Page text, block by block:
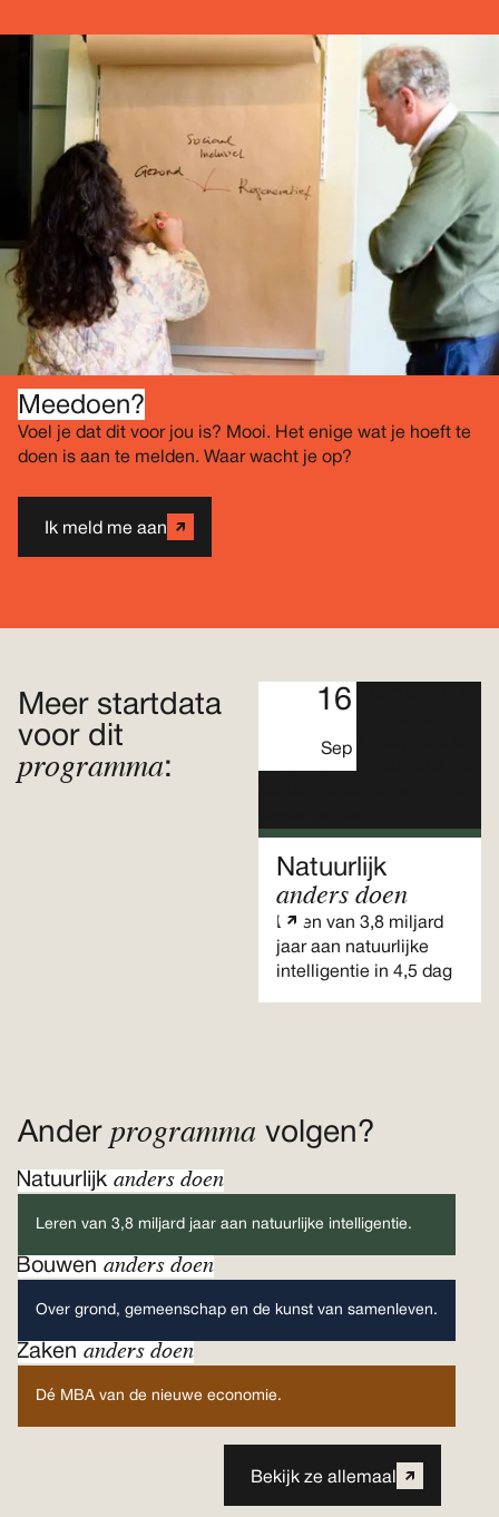
Meedoen?
Voel je dat dit voor jou is? Mooi. Het enige wat je hoeft te
doen is aan te melden. Waar wacht je op?
Ik meld me aan
Meer startdata
voor dit
programma:
16
Sep
Natuurlijk
anders doen
Leren van 3,8 miljard
jaar aan natuurlijke
intelligentie in 4,5 dag
Ander programma volgen?
Bekijk ze allemaal
Natuurlijk anders doen
Leren van 3,8 miljard jaar aan natuurlijke intelligentie.
Bouwen anders doen
Over grond, gemeenschap en de kunst van samenleven.
Zaken anders doen
Dé MBA van de nieuwe economie.